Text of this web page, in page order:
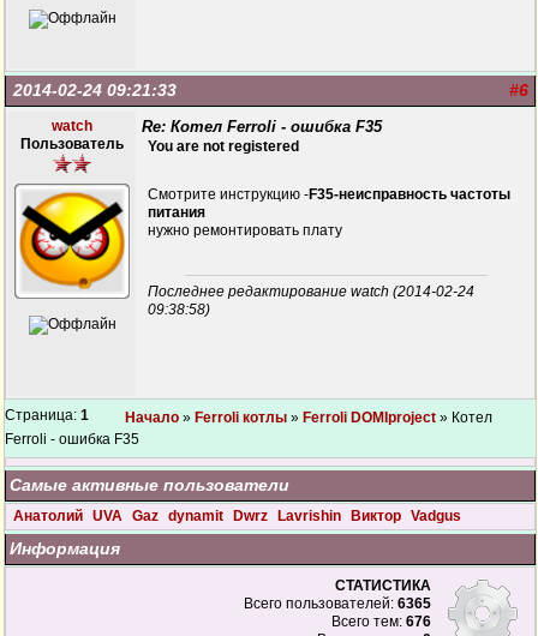
#6
2014-02-24 09:21:33
watch
Пользователь
Re: Котел Ferroli - ошибка F35
You are not registered
Смотрите инструкцию -F35-неисправность частоты
питания
нужно ремонтировать плату
Последнее редактирование watch (2014-02-24
09:38:58)
Страница: 1 Начало » Ferroli котлы » Ferroli DOMIproject » Котел
Ferroli - ошибка F35
Самые активные пользователи
Анатолий UVA Gaz dynamit Dwrz Lavrishin Виктор Vadgus
Информация
СТАТИСТИКА
Всего пользователей: 6365
Всего тем: 676